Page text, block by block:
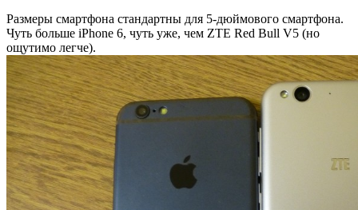
Размеры смартфона стандартны для 5-дюймового смартфона.
Чуть больше iPhone 6, чуть уже, чем ZTE Red Bull V5 (но
ощутимо легче).